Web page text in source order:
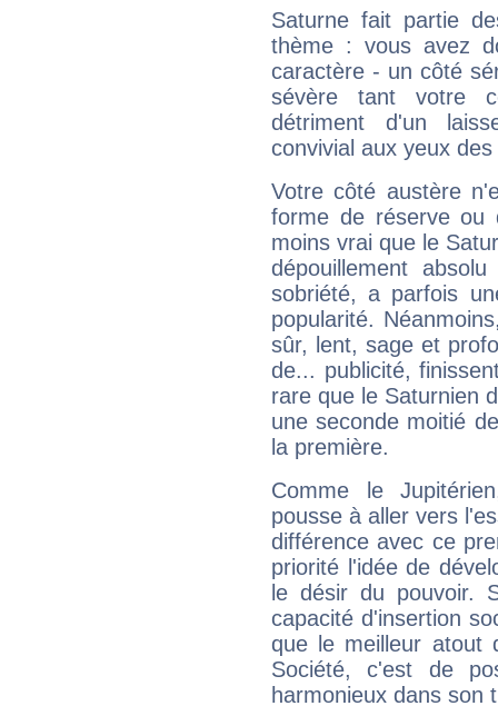
Saturne fait partie
thème : vous avez
caractère - un côté
sévère tant votre
détriment d'un
convivial aux yeux
Votre côté austère
forme de réserve
moins vrai que le
dépouillement
sobriété, a parfois
popularité.
sûr, lent, sage et
de... publicité,
rare que le Saturnien
une seconde moitié
la première.
Comme le
pousse à aller vers
différence avec ce
priorité l'idée de
le désir du pouvoir.
capacité d'insertion
que le meilleur atout
Société, c'est de
harmonieux dans son